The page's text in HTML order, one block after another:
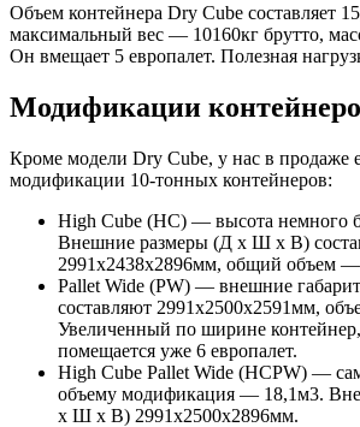
Объем контейнера Dry Cube составляет
максимальный вес — 10160кг брутто,
Он вмещает 5 европалет. Полезная
Модификации
Кроме модели Dry Cube, у нас в продаже
модификации 10-тонных контейнеров:
High Cube (HC) — высота немного
Внешние размеры (Д х Ш х В)
2991х2438х2896мм, общий объем
Pallet Wide (PW) — внешние
составляют 2991х2500х2591мм,
Увеличенный по ширине
помещается уже 6 европалет.
High Cube Pallet Wide (HCPW) —
объему модификация — 18,1м3.
х Ш х В) 2991х2500х2896мм.